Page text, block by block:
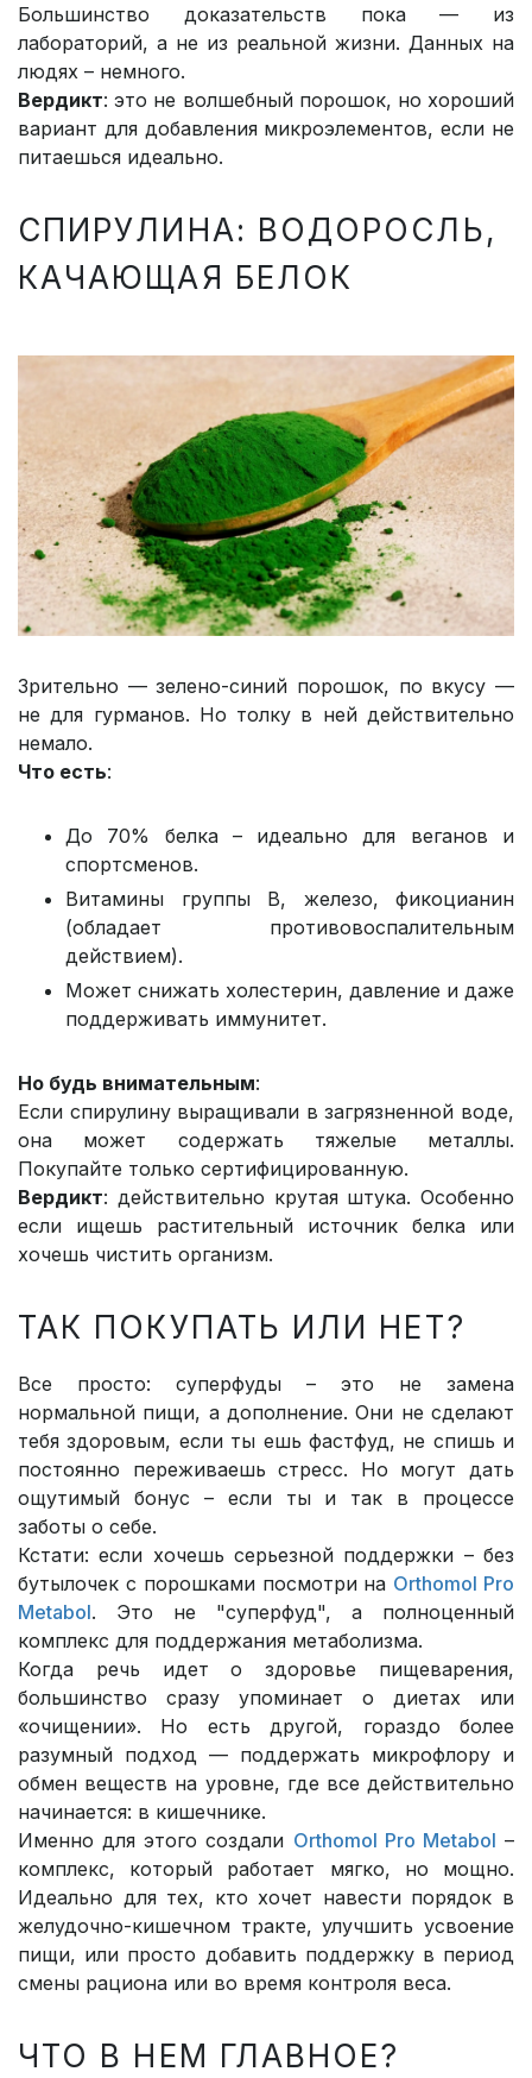
Большинство доказательств пока — из
лабораторий, а не из реальной жизни. Данных на
людях – немного.
Вердикт: это не волшебный порошок, но хороший
вариант для добавления микроэлементов, если не
питаешься идеально.
СПИРУЛИНА: ВОДОРОСЛЬ,
КАЧАЮЩАЯ БЕЛОК
Зрительно — зелено-синий порошок, по вкусу —
не для гурманов. Но толку в ней действительно
немало.
Что есть:
До 70% белка – идеально для веганов и
спортсменов.
Витамины группы B, железо, фикоцианин
(обладает противовоспалительным
действием).
Может снижать холестерин, давление и даже
поддерживать иммунитет.
Но будь внимательным:
Если спирулину выращивали в загрязненной воде,
она может содержать тяжелые металлы.
Покупайте только сертифицированную.
Вердикт: действительно крутая штука. Особенно
если ищешь растительный источник белка или
хочешь чистить организм.
ТАК ПОКУПАТЬ ИЛИ НЕТ?
Все просто: суперфуды – это не замена
нормальной пищи, а дополнение. Они не сделают
тебя здоровым, если ты ешь фастфуд, не спишь и
постоянно переживаешь стресс. Но могут дать
ощутимый бонус – если ты и так в процессе
заботы о себе.
Кстати: если хочешь серьезной поддержки – без
бутылочек с порошками посмотри на Orthomol Pro
Metabol. Это не "суперфуд", а полноценный
комплекс для поддержания метаболизма.
Когда речь идет о здоровье пищеварения,
большинство сразу упоминает о диетах или
«очищении». Но есть другой, гораздо более
разумный подход — поддержать микрофлору и
обмен веществ на уровне, где все действительно
начинается: в кишечнике.
Именно для этого создали Orthomol Pro Metabol –
комплекс, который работает мягко, но мощно.
Идеально для тех, кто хочет навести порядок в
желудочно-кишечном тракте, улучшить усвоение
пищи, или просто добавить поддержку в период
смены рациона или во время контроля веса.
ЧТО В НЕМ ГЛАВНОЕ?